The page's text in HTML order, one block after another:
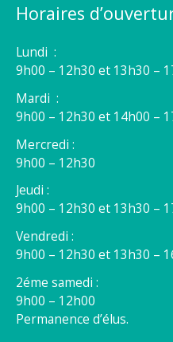
Horaires
Lundi :
9h00 – 12h30 et 13h30 –
Mardi :
9h00 – 12h30 et 14h00 –
Mercredi :
9h00 – 12h30
Jeudi :
9h00 – 12h30 et 13h30 –
Vendredi :
9h00 – 12h30 et 13h30 –
2éme samedi :
9h00 – 12h00
Permanence d’élus.